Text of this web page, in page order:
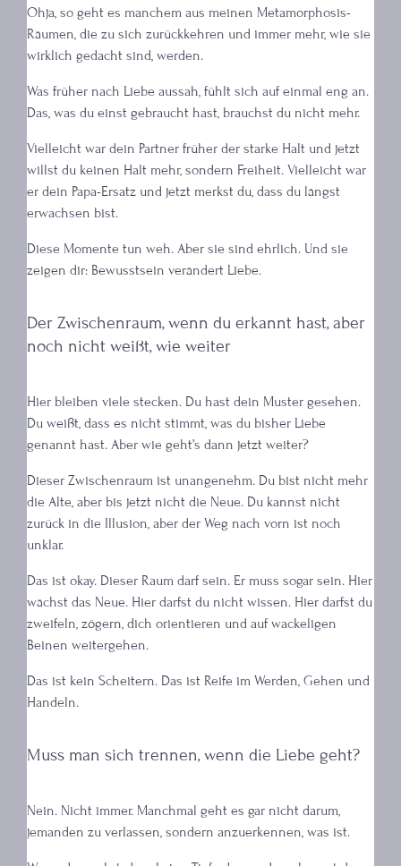
Ohja, so geht es manchem aus meinen Metamorphosis-
Räumen, die zu sich zurückkehren und immer mehr, wie sie
wirklich gedacht sind, werden.
Was früher nach Liebe aussah, fühlt sich auf einmal eng an.
Das, was du einst gebraucht hast, brauchst du nicht mehr.
Vielleicht war dein Partner früher der starke Halt und jetzt
willst du keinen Halt mehr, sondern Freiheit. Vielleicht war
er dein Papa-Ersatz und jetzt merkst du, dass du längst
erwachsen bist.
Diese Momente tun weh. Aber sie sind ehrlich. Und sie
zeigen dir: Bewusstsein verändert Liebe.
Der Zwischenraum, wenn du erkannt hast, aber
noch nicht weißt, wie weiter
Hier bleiben viele stecken. Du hast dein Muster gesehen.
Du weißt, dass es nicht stimmt, was du bisher Liebe
genannt hast. Aber wie geht’s dann jetzt weiter?
Dieser Zwischenraum ist unangenehm. Du bist nicht mehr
die Alte, aber bis jetzt nicht die Neue. Du kannst nicht
zurück in die Illusion, aber der Weg nach vorn ist noch
unklar.
Das ist okay. Dieser Raum darf sein. Er muss sogar sein. Hier
wächst das Neue. Hier darfst du nicht wissen. Hier darfst du
zweifeln, zögern, dich orientieren und auf wackeligen
Beinen weitergehen.
Das ist kein Scheitern. Das ist Reife im Werden, Gehen und
Handeln.
Muss man sich trennen, wenn die Liebe geht?
Nein. Nicht immer. Manchmal geht es gar nicht darum,
jemanden zu verlassen, sondern anzuerkennen, was ist.